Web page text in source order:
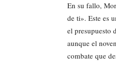
En su fallo,
de ti». Este es
el presupuesto
aunque el
combate que